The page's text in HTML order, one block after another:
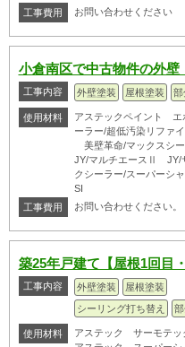
工事費用
お問い合わせください
小倉南区で中古物件の外
工事内容 外壁塗装 屋根塗装 部
使用材料
アステックペイント エ
ーラー/超低汚染リファ
美壁革命/マックスシ
JY/マルチエースⅡ JY/
クシーラー/スーパーシ
SI
工事費用
お問い合わせください。
築25年戸建て【屋根1回目
工事内容 外壁塗装
屋根塗装
シーリング打ち替え
使用材料
アステック サーモテッ